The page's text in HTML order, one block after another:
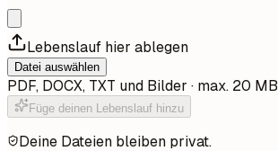
Lebenslauf hier ablegen
Datei auswählen
PDF, DOCX, TXT und Bilder · max. 20 MB
Füge deinen Lebenslauf hinzu
Deine Dateien bleiben privat.